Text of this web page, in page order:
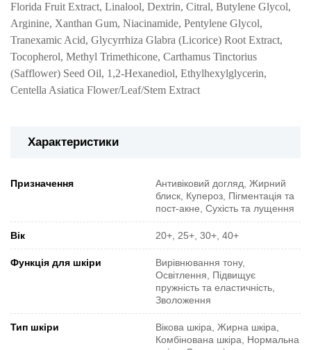
Florida Fruit Extract, Linalool, Dextrin, Citral, Butylene Glycol,
Arginine, Xanthan Gum, Niacinamide, Pentylene Glycol,
Tranexamic Acid, Glycyrrhiza Glabra (Licorice) Root Extract,
Tocopherol, Methyl Trimethicone, Carthamus Tinctorius
(Safflower) Seed Oil, 1,2-Hexanediol, Ethylhexylglycerin,
Centella Asiatica Flower/​Leaf/​Stem Extract
Характеристики
Призначення
Антивіковий догляд, Жирний
блиск, Купероз, Пігментація та
пост-акне, Сухість та лущення
Вік 20+, 25+, 30+, 40+
Функція для шкіри
Вирівнювання тону,
Освітлення, Підвищує
пружність та еластичність,
Зволоження
Тип шкіри
Вікова шкіра, Жирна шкіра,
Комбінована шкіра, Нормальна